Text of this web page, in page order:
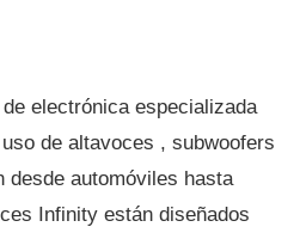
electrónica especializada
de altavoces , subwoofers
automóviles hasta
Infinity están diseñados